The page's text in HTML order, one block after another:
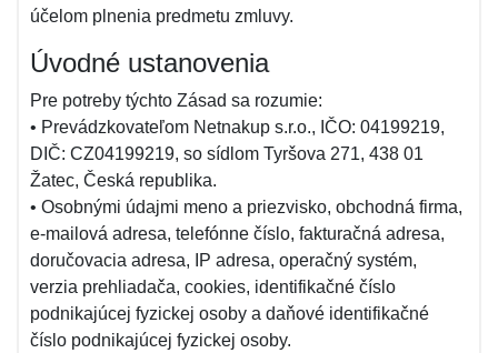
účelom plnenia predmetu zmluvy.
Úvodné ustanovenia
Pre potreby týchto Zásad sa rozumie:
• Prevádzkovateľom Netnakup s.r.o., IČO: 04199219,
DIČ: CZ04199219, so sídlom Tyršova 271, 438 01
Žatec, Česká republika.
• Osobnými údajmi meno a priezvisko, obchodná firma,
e-mailová adresa, telefónne číslo, fakturačná adresa,
doručovacia adresa, IP adresa, operačný systém,
verzia prehliadača, cookies, identifikačné číslo
podnikajúcej fyzickej osoby a daňové identifikačné
číslo podnikajúcej fyzickej osoby.